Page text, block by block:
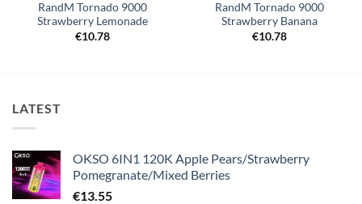
RandM Tornado 9000
Strawberry Lemonade
€10.78
RandM Tornado 9000
Strawberry Banana
€10.78
LATEST
OKSO 6IN1 120K Apple Pears/Strawberry
Pomegranate/Mixed Berries
€13.55